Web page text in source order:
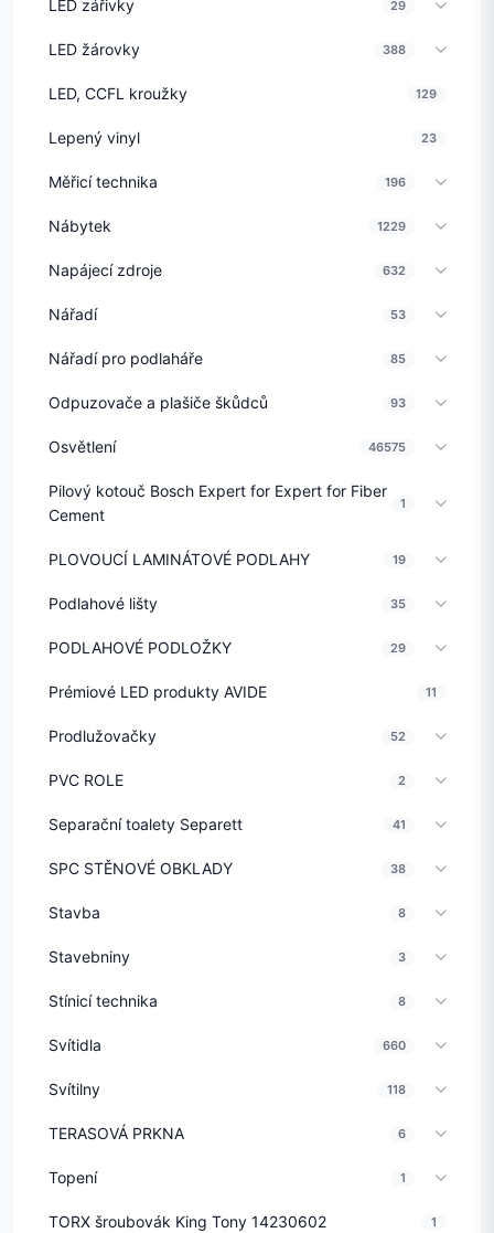
LED zářivky 29
LED žárovky 388
LED, CCFL kroužky 129
Lepený vinyl 23
Měřicí technika 196
Nábytek 1229
Napájecí zdroje 632
Nářadí 53
Nářadí pro podlaháře 85
Odpuzovače a plašiče škůdců 93
Osvětlení 46575
Pilový kotouč Bosch Expert for Expert for Fiber
Cement
1
PLOVOUCÍ LAMINÁTOVÉ PODLAHY 19
Podlahové lišty 35
PODLAHOVÉ PODLOŽKY 29
Prémiové LED produkty AVIDE 11
Prodlužovačky 52
PVC ROLE 2
Separační toalety Separett 41
SPC STĚNOVÉ OBKLADY 38
Stavba 8
Stavebniny 3
Stínicí technika 8
Svítidla 660
Svítilny 118
TERASOVÁ PRKNA 6
Topení 1
TORX šroubovák King Tony 14230602 1